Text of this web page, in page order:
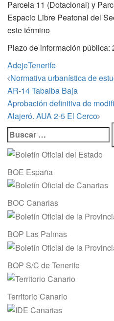
Parcela 11 (Dotacional) y
Espacio Libre Peatonal del
este término
Plazo de información pública:
AdejeTenerife
Navegación
de
entradas
Normativa urbanística de
AR-14 Tabaiba Baja
Aprobación definitiva de
Alajeró. AUA 2-5 El Cerco
Buscar:
BOE España
BOC Canarias
BOP Las Palmas
BOP S/C de Tenerife
Territorio Canario